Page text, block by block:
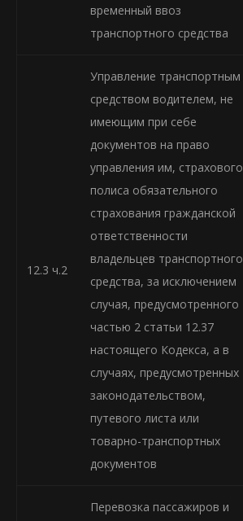
временный ввоз
транспортного средства
12.3 ч.2
Управление транспортным
средством водителем, не
имеющим при себе
документов на право
управления им, страхового
полиса обязательного
страхования гражданской
ответственности
владельцев транспортного
средства, за исключением
случая, предусмотренного
частью 2 статьи 12.37
настоящего Кодекса, а в
случаях, предусмотренных
законодательством,
путевого листа или
товарно-транспортных
документов
Перевозка пассажиров и